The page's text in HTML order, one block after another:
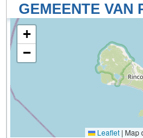
GEMEENTE VAN
+
−
Leaflet | Map